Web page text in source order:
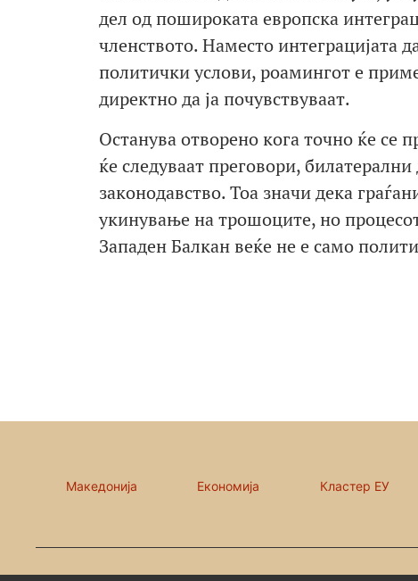
дел од пошироката европска
членството. Наместо интеграцијата
политички услови, роамингот е
директно да ја почувствуваат.
Останува отворено кога точно ќе се
ќе следуваат преговори,
законодавство. Тоа значи дека
укинување на трошоците, но
Западен Балкан веќе не е само
Македонија Економија Кластер ЕУ